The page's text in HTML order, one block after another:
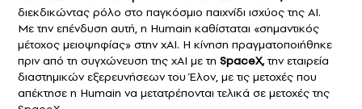
διεκδικώντας ρόλο στο παγκόσμιο παιχνίδι ισχύος της AI.
Με την επένδυση αυτή, η Humain καθίσταται «σημαντικός
μέτοχος μειοψηφίας» στην xAI. Η κίνηση πραγματοποιήθηκε
πριν από τη συγχώνευση της xAI με τη SpaceX,την εταιρεία
διαστημικών εξερευνήσεων του Έλον, με τις μετοχές που
απέκτησε η Humain να μετατρέπονται τελικά σε μετοχές της